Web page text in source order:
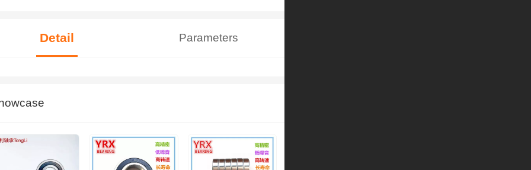
Detail Parameters